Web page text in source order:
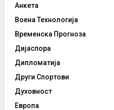
Анкета
Воена Технологија
Временска Прогноза
Дијаспора
Дипломатија
Други Спортови
Духовност
Европа